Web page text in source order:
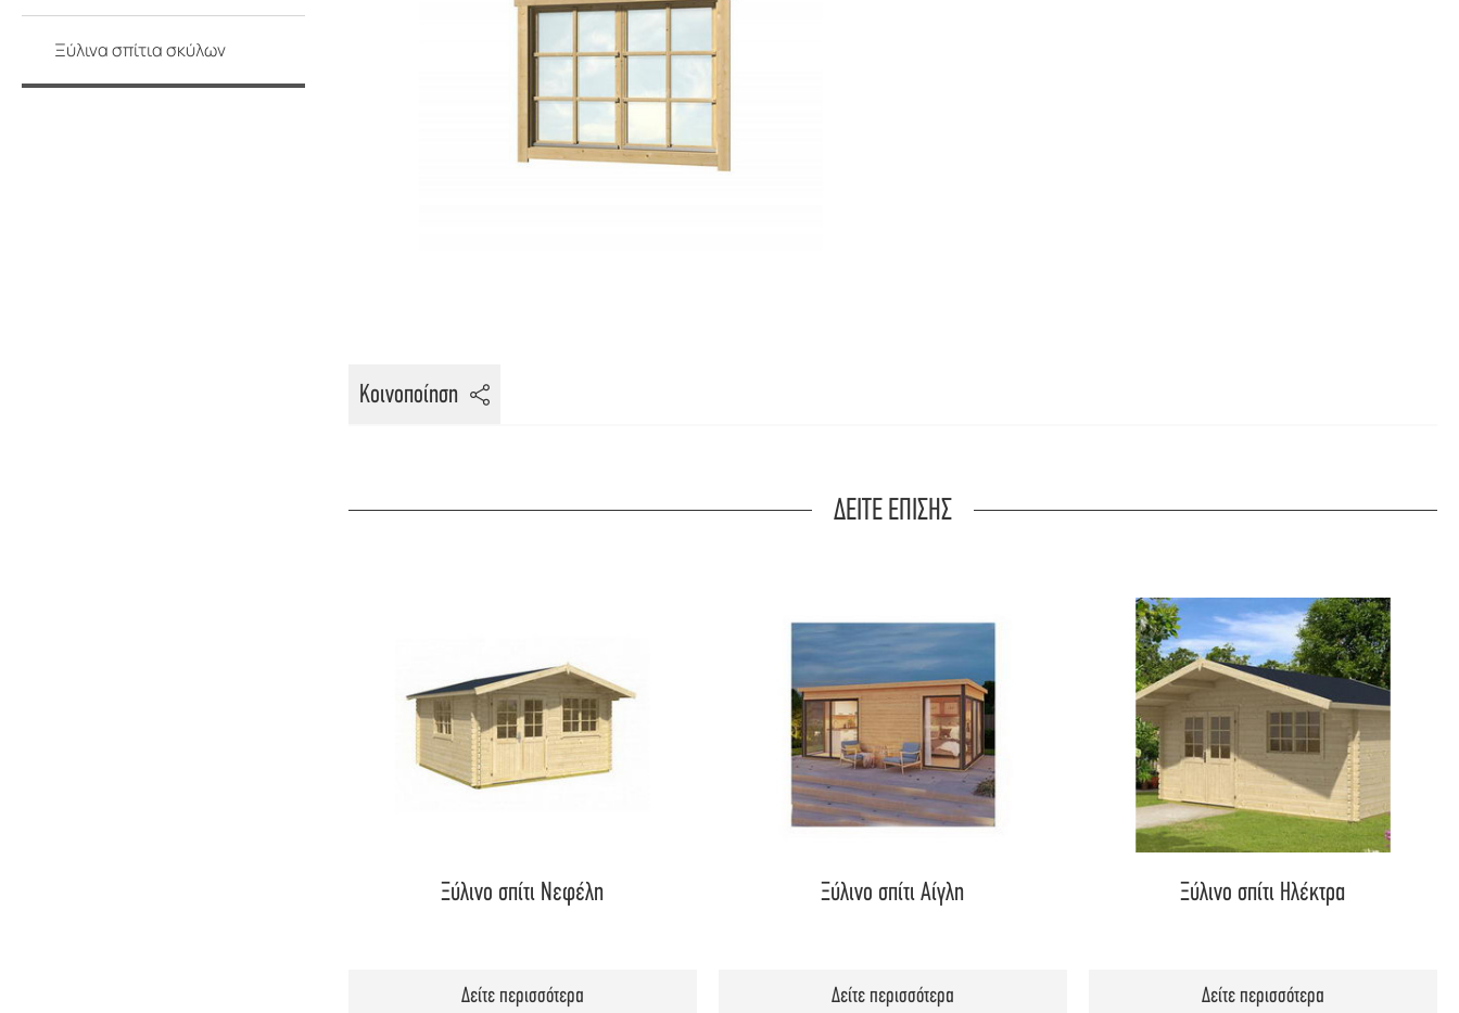
Ξύλινα σπίτια σκύλων
Κοινοποίηση
ΔΕΙΤΕ ΕΠΙΣΗΣ
Ξύλινο σπίτι Νεφέλη
Δείτε περισσότερα
Ξύλινο σπίτι Αίγλη
Δείτε περισσότερα
Ξύλινο σπίτι Ηλέκτρα
Δείτε περισσότερα